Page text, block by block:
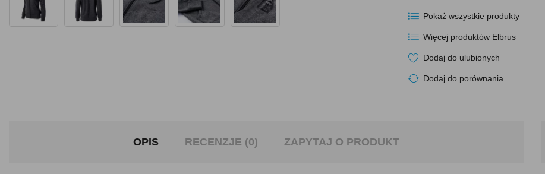
Pokaż wszystkie produkty
Więcej produktów Elbrus
Dodaj do ulubionych
Dodaj do porównania
OPIS RECENZJE (0) ZAPYTAJ O PRODUKT